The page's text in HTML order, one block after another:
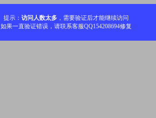
提示： 访问人数太多 ，需要验证后才能继续访问
如果一直验证错误，请联系客服QQ154208694修复